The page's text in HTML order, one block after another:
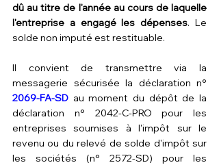
dû au titre de l'année au cours de laquelle
l'entreprise a engagé les dépenses. Le
solde non imputé est restituable.
Il convient de transmettre via la
2069-FA-SD au moment du dépôt de la
déclaration n° 2042-C-PRO pour les
entreprises soumises à l'impôt sur le
revenu ou du relevé de solde d'impôt sur
les sociétés (n° 2572-SD) pour les